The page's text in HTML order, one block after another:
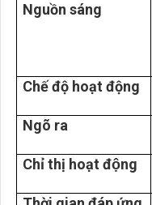
Nguồn sáng
Chế độ hoạt động
Ngõ ra
Chỉ thị hoạt động